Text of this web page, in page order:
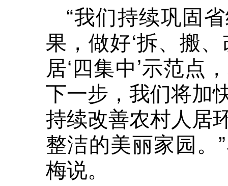
“我们持续巩固
果，做好‘拆、搬
居‘四集中’示范点
下一步，我们将加
持续改善农村人居
整洁的美丽家园。
梅说。